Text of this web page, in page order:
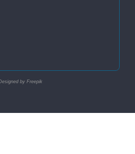
by Freepik